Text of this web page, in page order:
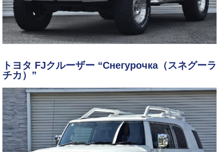
スタッフブログ
お問い合わせ
メールフォーム
電話はこちら
トヨタ FJクルーザー “Снегyрочка（スネグーラ
チカ）”